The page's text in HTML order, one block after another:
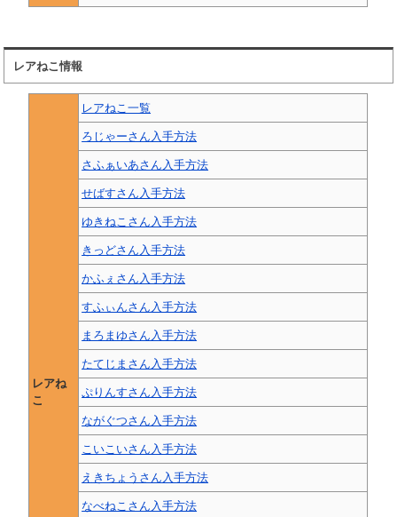
レアねこ情報
レアね
こ
レアねこ一覧
ろじゃーさん入手方法
さふぁいあさん入手方法
せばすさん入手方法
ゆきねこさん入手方法
きっどさん入手方法
かふぇさん入手方法
すふぃんさん入手方法
まろまゆさん入手方法
たてじまさん入手方法
ぷりんすさん入手方法
ながぐつさん入手方法
こいこいさん入手方法
えきちょうさん入手方法
なべねこさん入手方法